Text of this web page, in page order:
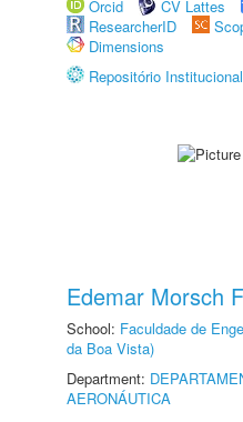
Orcid
CV Lattes
ResearcherID
Dimensions
Repositório
Edemar Morsch
School: Faculdade de
da Boa Vista)
Department:
AERONÁUTICA